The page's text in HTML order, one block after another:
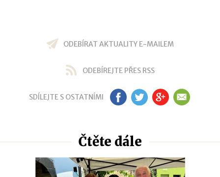
ODEBÍRAT AKTUALITY E-MAILEM
ODEBÍREJTE PŘES RSS
SDÍLEJTE S OSTATNÍMI FB TW GP EM
Čtěte dále